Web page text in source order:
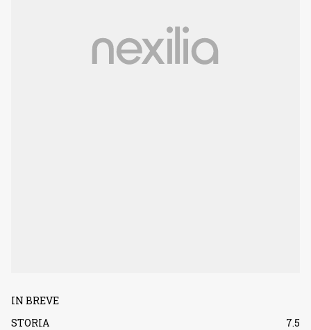
IN BREVE
STORIA
7.5